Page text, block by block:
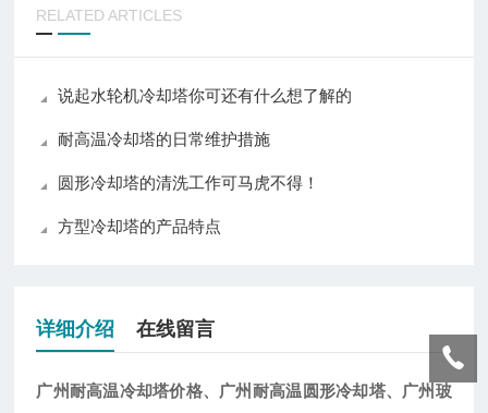
RELATED ARTICLES
说起水轮机冷却塔你可还有什么想了解的
耐高温冷却塔的日常维护措施
圆形冷却塔的清洗工作可马虎不得！
方型冷却塔的产品特点
详细介绍 在线留言
广州耐高温冷却塔价格、广州耐高温圆形冷却塔、广州玻